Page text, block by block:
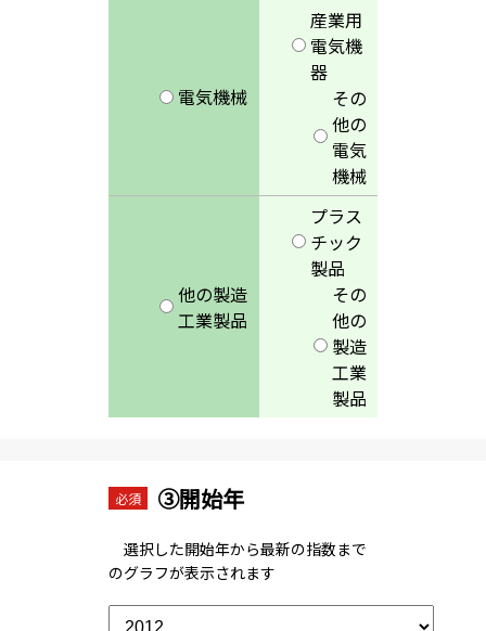
電気機械
産業用
電気機
器
その
他の
電気
機械
他の製造
工業製品
プラス
チック
製品
その
他の
製造
工業
製品
必須 ③開始年
選択した開始年から最新の指数まで
のグラフが表示されます